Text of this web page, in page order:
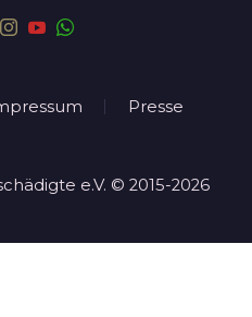
Presse
e.V. © 2015-2026